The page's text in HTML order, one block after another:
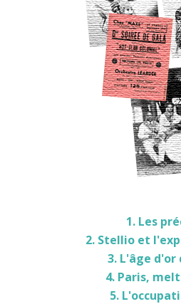
1. Les
2. Stellio et
3. L'âge d'or
4. Paris,
5.